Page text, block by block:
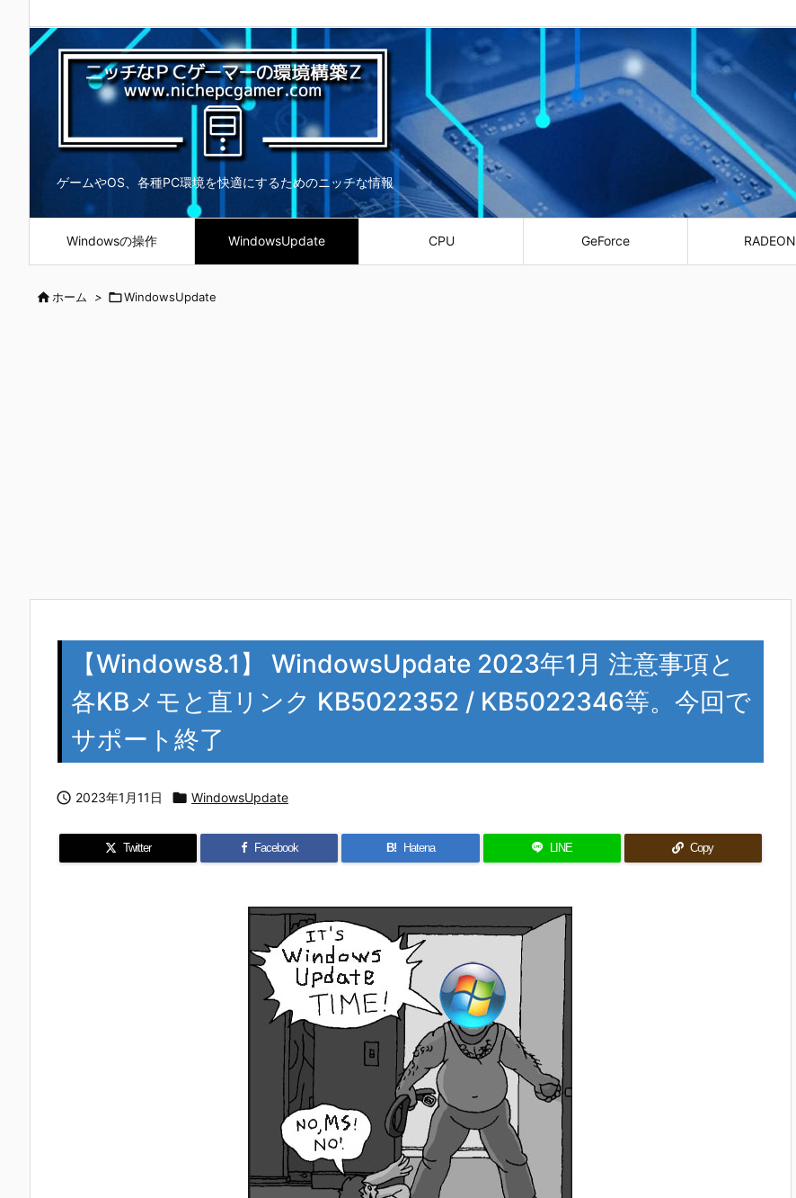
ゲームやOS、各種PC環境を快適にするためのニッチな情報
Windowsの操作 WindowsUpdate CPU GeForce RADEON
ホーム > WindowsUpdate
【Windows8.1】 WindowsUpdate 2023年1月 注意事項と
各KBメモと直リンク KB5022352 / KB5022346等。今回で
サポート終了
 2023年1月11日  WindowsUpdate
Twitter Facebook B! Hatena LINE Copy